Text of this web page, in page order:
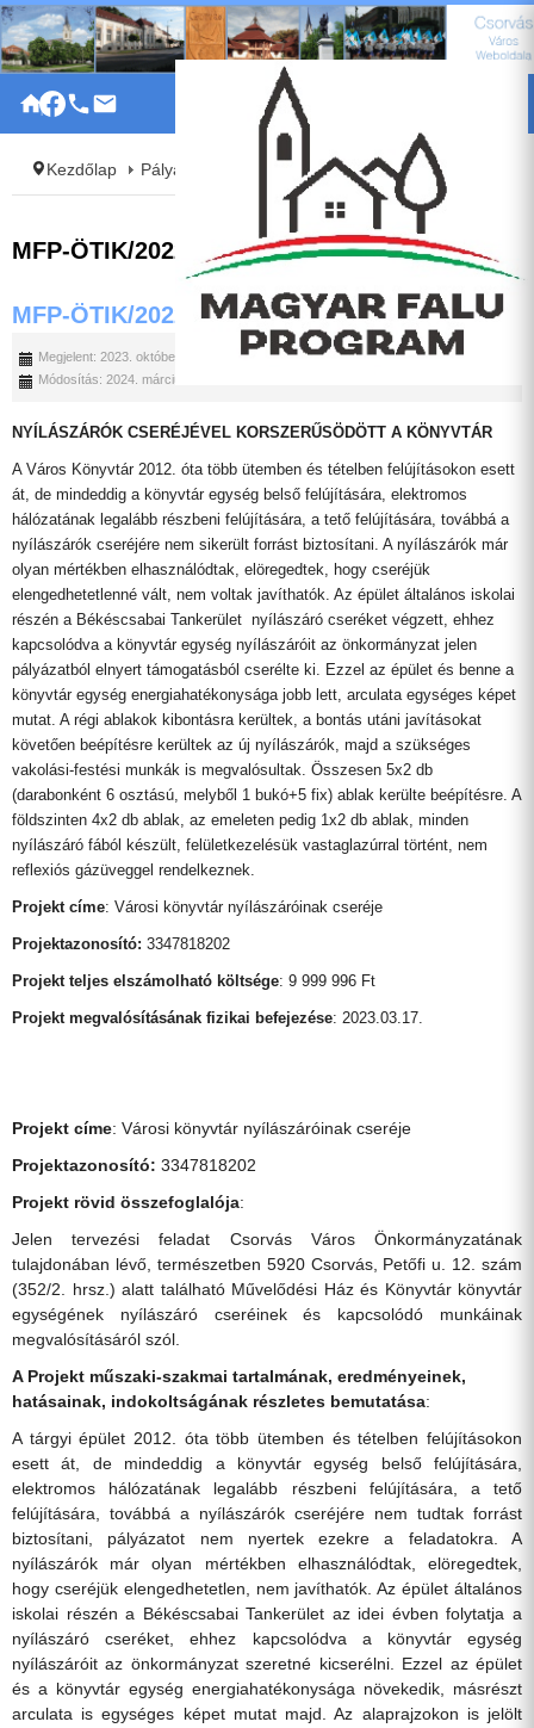
|
Kezdőlap Pályázatok MFP-ÖTIK/2022
MFP-ÖTIK/2022
MFP-ÖTIK/2022.
Megjelent: 2023. október 18.
Módosítás: 2024. március 28.
NYÍLÁSZÁRÓK CSERÉJÉVEL KORSZERŰSÖDÖTT A KÖNYVTÁR
A Város Könyvtár 2012. óta több ütemben és tételben felújításokon esett
át, de mindeddig a könyvtár egység belső felújítására, elektromos
hálózatának legalább részbeni felújítására, a tető felújítására, továbbá a
nyílászárók cseréjére nem sikerült forrást biztosítani. A nyílászárók már
olyan mértékben elhasználódtak, elöregedtek, hogy cseréjük
elengedhetetlenné vált, nem voltak javíthatók. Az épület általános iskolai
részén a Békéscsabai Tankerület nyílászáró cseréket végzett, ehhez
kapcsolódva a könyvtár egység nyílászáróit az önkormányzat jelen
pályázatból elnyert támogatásból cserélte ki. Ezzel az épület és benne a
könyvtár egység energiahatékonysága jobb lett, arculata egységes képet
mutat. A régi ablakok kibontásra kerültek, a bontás utáni javításokat
követően beépítésre kerültek az új nyílászárók, majd a szükséges
vakolási-festési munkák is megvalósultak. Összesen 5x2 db
(darabonként 6 osztású, melyből 1 bukó+5 fix) ablak kerülte beépítésre. A
földszinten 4x2 db ablak, az emeleten pedig 1x2 db ablak, minden
nyílászáró fából készült, felületkezelésük vastaglazúrral történt, nem
reflexiós gázüveggel rendelkeznek.
Projekt címe: Városi könyvtár nyílászáróinak cseréje
Projektazonosító: 3347818202
Projekt teljes elszámolható költsége: 9 999 996 Ft
Projekt megvalósításának fizikai befejezése: 2023.03.17.
Projekt címe: Városi könyvtár nyílászáróinak cseréje
Projektazonosító: 3347818202
Projekt rövid összefoglalója:
Jelen tervezési feladat Csorvás Város Önkormányzatának
tulajdonában lévő, természetben 5920 Csorvás, Petőfi u. 12. szám
(352/2. hrsz.) alatt található Művelődési Ház és Könyvtár könyvtár
egységének nyílászáró cseréinek és kapcsolódó munkáinak
megvalósításáról szól.
A Projekt műszaki-szakmai tartalmának, eredményeinek,
hatásainak, indokoltságának részletes bemutatása:
A tárgyi épület 2012. óta több ütemben és tételben felújításokon
esett át, de mindeddig a könyvtár egység belső felújítására,
elektromos hálózatának legalább részbeni felújítására, a tető
felújítására, továbbá a nyílászárók cseréjére nem tudtak forrást
biztosítani, pályázatot nem nyertek ezekre a feladatokra. A
nyílászárók már olyan mértékben elhasználódtak, elöregedtek,
hogy cseréjük elengedhetetlen, nem javíthatók. Az épület általános
iskolai részén a Békéscsabai Tankerület az idei évben folytatja a
nyílászáró cseréket, ehhez kapcsolódva a könyvtár egység
nyílászáróit az önkormányzat szeretné kicserélni. Ezzel az épület
és a könyvtár egység energiahatékonysága növekedik, másrészt
arculata is egységes képet mutat majd. Az alaprajzokon is jelölt